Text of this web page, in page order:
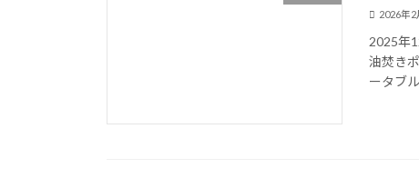
2026年2
2025年
油焚き
ータブ